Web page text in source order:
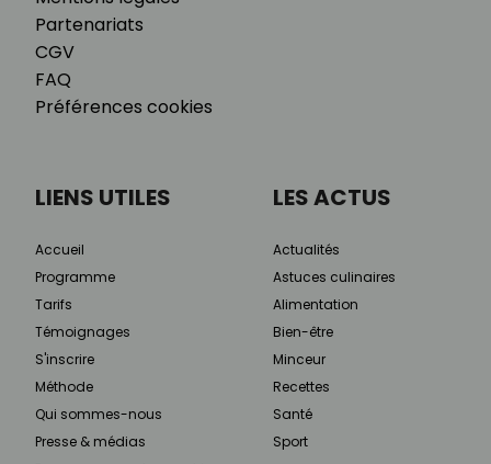
Partenariats
CGV
FAQ
Préférences cookies
LIENS UTILES
Accueil
Programme
Tarifs
Témoignages
S'inscrire
Méthode
Qui sommes-nous
Presse & médias
LES ACTUS
Actualités
Astuces culinaires
Alimentation
Bien-être
Minceur
Recettes
Santé
Sport